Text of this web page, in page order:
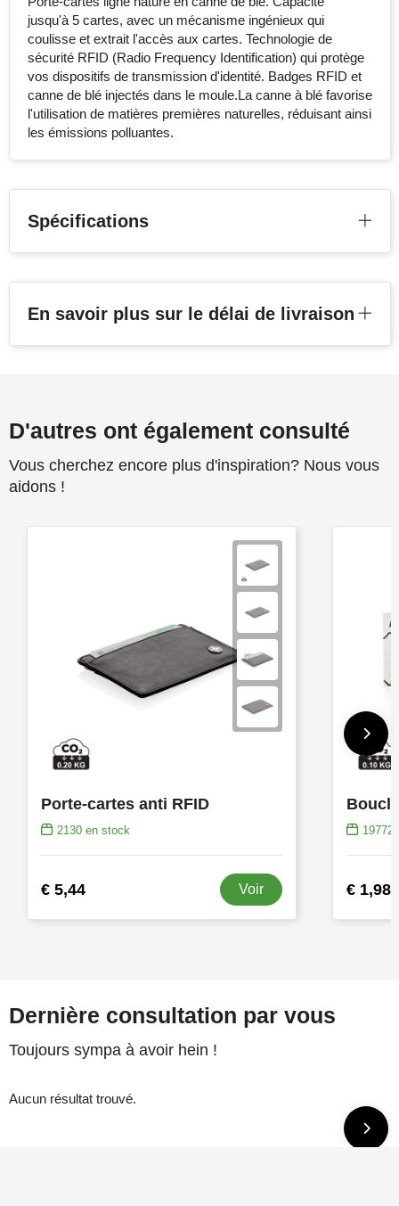
jusqu'à 5 cartes, avec un mécanisme ingénieux qui
coulisse et extrait l'accès aux cartes. Technologie de
sécurité RFID (Radio Frequency Identification) qui protège
vos dispositifs de transmission d'identité. Badges RFID et
canne de blé injectés dans le moule.La canne à blé favorise
l'utilisation de matières premières naturelles, réduisant ainsi
les émissions polluantes.
Spécifications
En savoir plus sur le délai de livraison
D'autres ont également consulté
Vous cherchez encore plus d'inspiration? Nous vous
aidons !
Porte-cartes anti RFID
2130en stock
€ 5,44 Voir
19772
€ 1,98
Dernière consultation par vous
Toujours sympa à avoir hein !
Aucun résultat trouvé.